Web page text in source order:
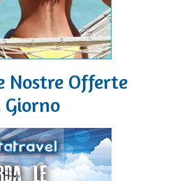
Nostre Offerte
Giorno